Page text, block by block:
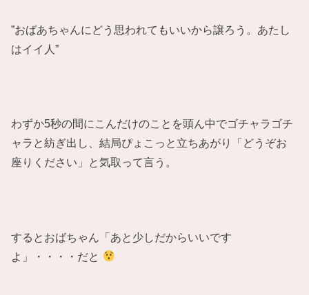
”おばあちゃんにどう思われてもいいから譲ろう。あたし
はイイ人”
わずか5秒の間にこんだけのことを頭ん中でゴチャラゴチ
ャラと紡ぎ出し、結局ぴょこっと立ちあがり「どうぞお
座りください」と気取って言う。
するとおばちゃん「あと少しだからいいです
よ」・・・・だと